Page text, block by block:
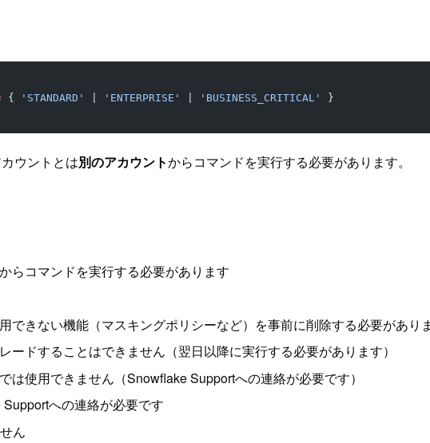
{ 'STANDARD' 'ENTERPRISE' 'BUSINESS_CRITICAL' }
ウントとは別のアカウントからコマンドを実行する必要があります。
らコマンドを実行する必要があります
できない機能（マスキングポリシーなど）を事前に削除する必要があり
ドすることはできません（翌日以降に実行する必要があります）
使用できません（Snowflake Supportへの連絡が必要です）
への連絡が必要です
ん